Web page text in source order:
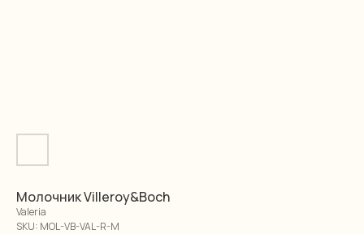
Молочник Villeroy&Boch
Valeria
SKU: MOL-VB-VAL-R-M